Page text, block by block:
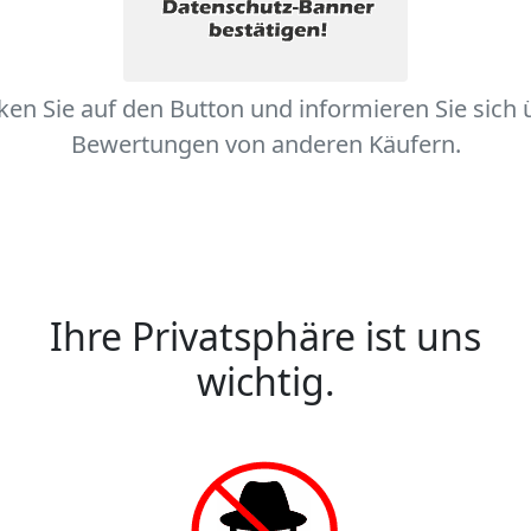
Sie auf den Button und informieren Sie sich
Bewertungen von anderen Käufern.
Ihre Privatsphäre ist uns
wichtig.